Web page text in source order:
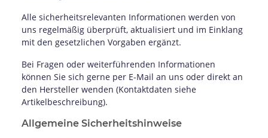
Alle sicherheitsrelevanten Informationen werden von
uns regelmäßig überprüft, aktualisiert und im Einklang
mit den gesetzlichen Vorgaben ergänzt.
Bei Fragen oder weiterführenden Informationen
können Sie sich gerne per E-Mail an uns oder direkt an
den Hersteller wenden (Kontaktdaten siehe
Artikelbeschreibung).
Allgemeine Sicherheitshinweise